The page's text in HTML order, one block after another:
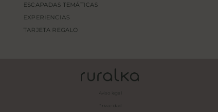
ESCAPADAS TEMÁTICAS
EXPERIENCIAS
TARJETA REGALO
Aviso legal
Privacidad